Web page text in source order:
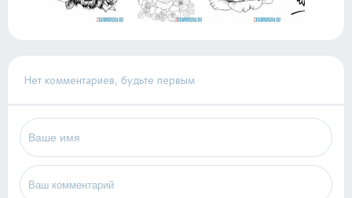
Нет комментариев, будьте первым